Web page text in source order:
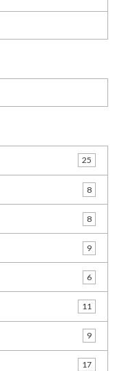
25
8
8
9
6
11
9
17